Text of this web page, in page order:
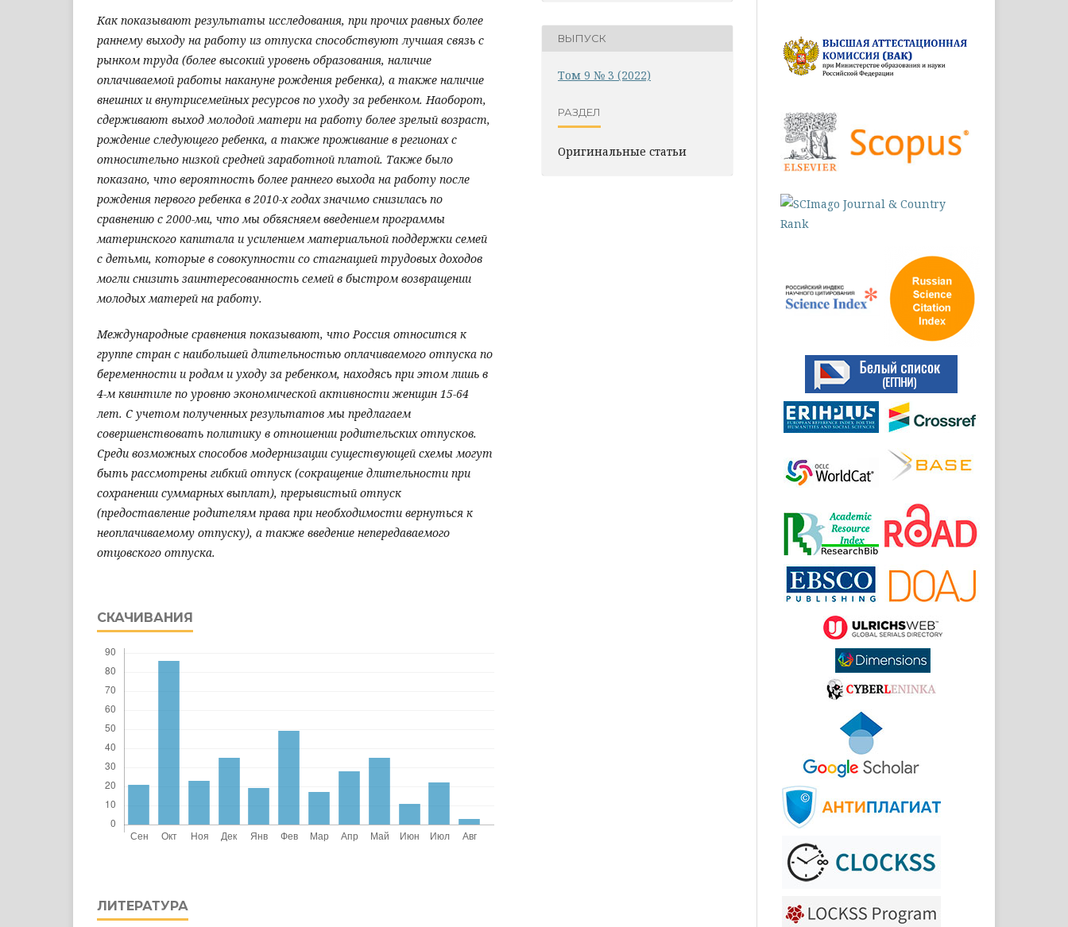
Как показывают результаты исследования, при прочих равных более
раннему выходу на работу из отпуска способствуют лучшая связь с
рынком труда (более высокий уровень образования, наличие
оплачиваемой работы накануне рождения ребенка), а также наличие
внешних и внутрисемейных ресурсов по уходу за ребенком. Наоборот,
сдерживают выход молодой матери на работу более зрелый возраст,
рождение следующего ребенка, а также проживание в регионах с
относительно низкой средней заработной платой. Также было
показано, что вероятность более раннего выхода на работу после
рождения первого ребенка в 2010-х годах значимо снизилась по
сравнению с 2000-ми, что мы объясняем введением программы
материнского капитала и усилением материальной поддержки семей
с детьми, которые в совокупности со стагнацией трудовых доходов
могли снизить заинтересованность семей в быстром возвращении
молодых матерей на работу.
Международные сравнения показывают, что Россия относится к
группе стран с наибольшей длительностью оплачиваемого отпуска по
беременности и родам и уходу за ребенком, находясь при этом лишь в
4-м квинтиле по уровню экономической активности женщин 15-64
лет. С учетом полученных результатов мы предлагаем
совершенствовать политику в отношении родительских отпусков.
Среди возможных способов модернизации существующей схемы могут
быть рассмотрены гибкий отпуск (сокращение длительности при
сохранении суммарных выплат), прерывистый отпуск
(предоставление родителям права при необходимости вернуться к
неоплачиваемому отпуску), а также введение непередаваемого
отцовского отпуска.
СКАЧИВАНИЯ
ЛИТЕРАТУРА
ВЫПУСК
Том 9 № 3 (2022)
РАЗДЕЛ
Оригинальные статьи